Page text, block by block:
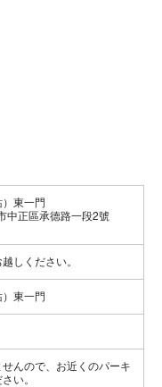
東一門
中正區承德路一段2號
しください。
東一門
んので、お近くのパーキ
い。